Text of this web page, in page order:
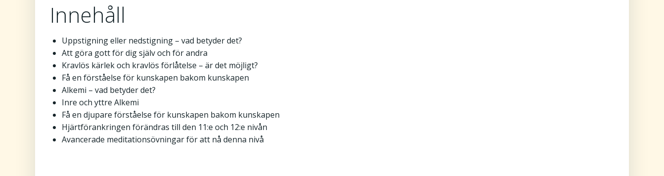
Innehåll
Uppstigning eller nedstigning – vad betyder det?
Att göra gott för dig själv och för andra
Kravlös kärlek och kravlös förlåtelse – är det möjligt?
Få en förståelse för kunskapen bakom kunskapen
Alkemi – vad betyder det?
Inre och yttre Alkemi
Få en djupare förståelse för kunskapen bakom kunskapen
Hjärtförankringen förändras till den 11:e och 12:e nivån
Avancerade meditationsövningar för att nå denna nivå